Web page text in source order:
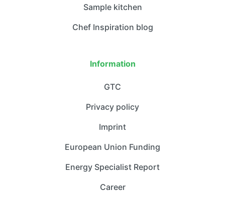
Sample kitchen
Chef Inspiration blog
Information
GTC
Privacy policy
Imprint
European Union Funding
Energy Specialist Report
Career